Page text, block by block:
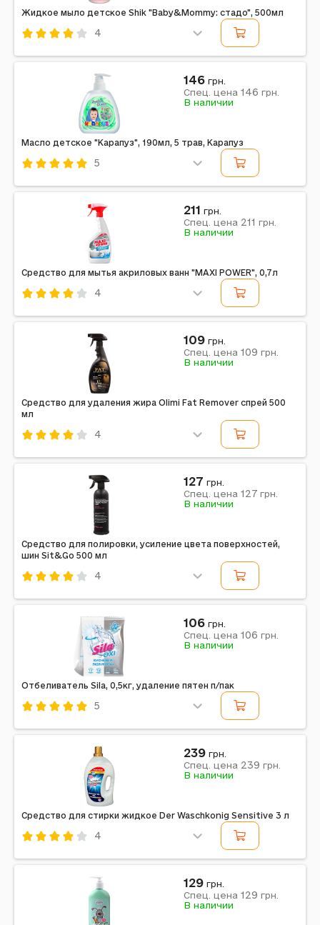
Жидкое мыло детское Shik "Baby&Mommy: стадо", 500мл
4
Масло детское "Карапуз", 190мл, 5 трав, Карапуз
5
146 грн.
Спец. цена 146 грн.
В наличии
Средство для мытья акриловых ванн "MAXI POWER", 0,7л
4
MAXI POWER
Примечание: Страна производитель: Украина
211 грн.
Спец. цена 211 грн.
В наличии
Средство для удаления жира Olimi Fat Remover спрей 500
мл
4
Примечание: Страна производитель: Украина |
Объем: 500 мл | Назначение: Для удаления жира,
грязи и пищевых загрязнений из кухонных плит,
109 грн.
Спец. цена 109 грн.
В наличии
Средство для полировки, усиление цвета поверхностей,
шин Sit&Go 500 мл
4
Примечание: Страна производитель: Украина |
Объем: 500 мл | Назначение: Для полировки,
усиления цвета резиновых частей, шин.
127 грн.
Спец. цена 127 грн.
В наличии
Отбеливатель Sila, 0,5кг, удаление пятен п/пак
5
Примечание: Страна производитель: Украина
106 грн.
Спец. цена 106 грн.
В наличии
Средство для стирки жидкое Der Waschkonig Sensitive 3 л
4
Der Waschkonig
Примечание: Количество циклов стирки: 100 | Класс
средства: Бесфосфатные Гипоаллергенные | Страна
производитель: Украина | Объем: 3 л | Температура...
239 грн.
Спец. цена 239 грн.
В наличии
129 грн.
Спец. цена 129 грн.
В наличии